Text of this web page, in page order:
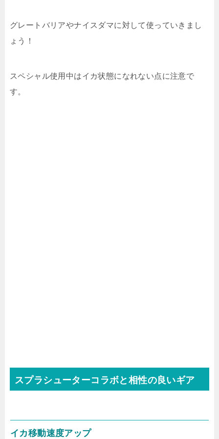
グレートバリアやナイスダマに対して使っていきまし
ょう！
スペシャル使用中はイカ状態になれない点に注意で
す。
スプラシューターコラボと相性の良いギア
イカ移動速度アップ